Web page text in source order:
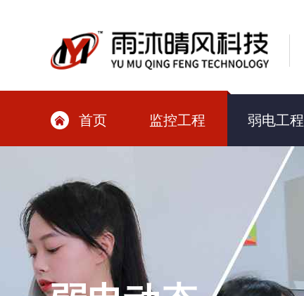
 首页 监控工程 弱电工程